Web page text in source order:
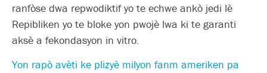
ranfòse dwa repwodiktif yo te echwe ankò jedi lè
Repibliken yo te bloke yon pwojè lwa ki te garanti
aksè a fekondasyon in vitro.
Yon rapò avèti ke plizyè milyon fanm ameriken pa